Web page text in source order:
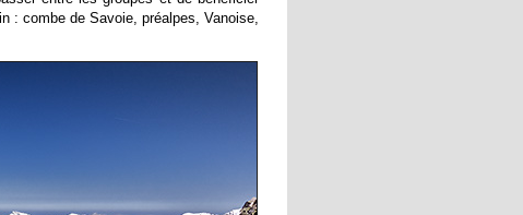
: combe de Savoie, préalpes, Vanoise,